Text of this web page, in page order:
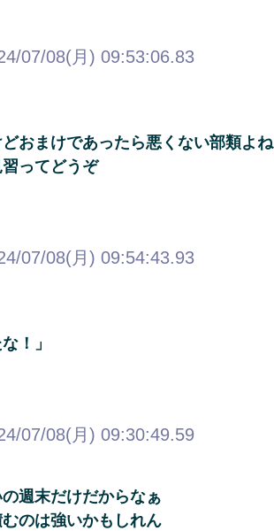
07/08(月) 09:53:06.83
おまけであったら悪くない部類よね
ってどうぞ
07/08(月) 09:54:43.93
！」
07/08(月) 09:30:49.59
週末だけだからなぁ
のは強いかもしれん